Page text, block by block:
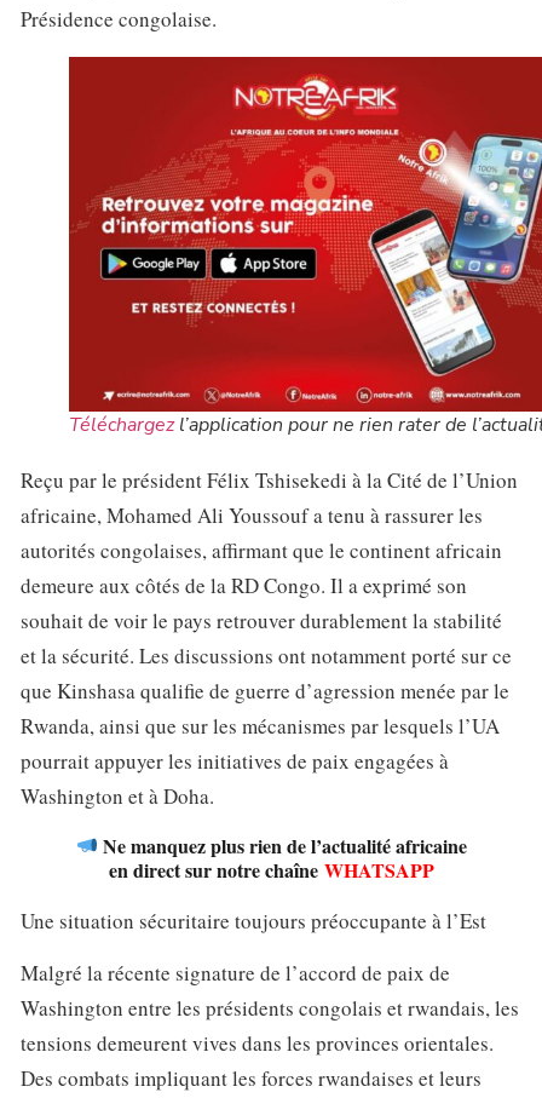
Présidence congolaise.
Téléchargezl’application pour ne rien rater de
Reçu par le président Félix Tshisekedi à la Cité de l’Union
africaine, Mohamed Ali Youssouf a tenu à rassurer les
autorités congolaises, affirmant que le continent africain
demeure aux côtés de la RD Congo. Il a exprimé son
souhait de voir le pays retrouver durablement la stabilité
et la sécurité. Les discussions ont notamment porté sur ce
que Kinshasa qualifie de guerre d’agression menée par le
Rwanda, ainsi que sur les mécanismes par lesquels l’UA
pourrait appuyer les initiatives de paix engagées à
Washington et à Doha.
Ne manquez plus rien de l’actualité africaine
en direct sur notre chaîne WHATSAPP
Une situation sécuritaire toujours préoccupante à l’Est
Malgré la récente signature de l’accord de paix de
Washington entre les présidents congolais et rwandais, les
tensions demeurent vives dans les provinces orientales.
Des combats impliquant les forces rwandaises et leurs